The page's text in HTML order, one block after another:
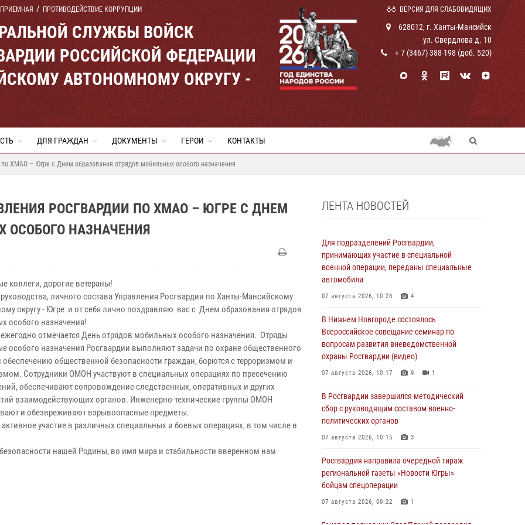
ПРОТИВОДЕЙСТВИЕ КОРРУПЦИИ ВЕРСИЯ ДЛЯ СЛАБОВИДЯЩИХ
СЛУЖБЫ ВОЙСК
РОССИЙСКОЙ ФЕДЕРАЦИИ
АВТОНОМНОМУ ОКРУГУ -
628012, г. Ханты-Мансийск
ул. Свердлова д. 10
+ 7 (3467) 388-198 (доб. 520)
ДЛЯ ГРАЖДАН ДОКУМЕНТЫ ГЕРОИ КОНТАКТЫ
ХМАО – Югре с Днем образования отрядов мобильных особого назначения
РОСГВАРДИИ ПО ХМАО – ЮГРЕ С ДНЕМ
ОСОБОГО НАЗНАЧЕНИЯ
коллеги, дорогие ветераны!
личного состава Управления Росгвардии по Ханты-Мансийскому
округу - Югре и от себя лично поздравляю вас с Днем образования отрядов
особого назначения!
ежегодно отмечается День отрядов мобильных особого назначения. Отряды
особого назначения Росгвардии выполняют задачи по охране общественного
обеспечению общественной безопасности граждан, борются с терроризмом и
Сотрудники ОМОН участвуют в специальных операциях по пресечению
обеспечивают сопровождение следственных, оперативных и других
взаимодействующих органов. Инженерно-технические группы ОМОН
и обезвреживают взрывоопасные предметы.
участие в различных специальных и боевых операциях, в том числе в
нашей Родины, во имя мира и стабильности вверенном нам
ЛЕНТА НОВОСТЕЙ
Для подразделений Росгвардии,
принимающих участие в специальной
военной операции, переданы специальные
автомобили
07 августа 2026, 10:28 4
В Нижнем Новгороде состоялось
Всероссийское совещание-семинар по
вопросам развития вневедомственной
охраны Росгвардии (видео)
07 августа 2026, 10:17 9 1
В Росгвардии завершился методический
сбор с руководящим составом военно-
политических органов
07 августа 2026, 10:15 3
Росгвардия направила очередной тираж
региональной газеты «Новости Югры»
бойцам спецоперации
07 августа 2026, 09:22 1